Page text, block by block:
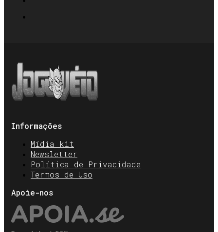
Informações
Mídia kit
Newsletter
Política de Privacidade
Termos de Uso
Apoie-nos